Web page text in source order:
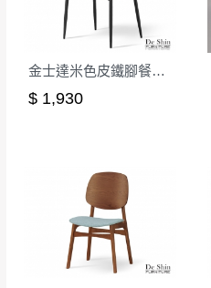
金士達米色皮鐵腳餐椅(2372)
$ 1,930